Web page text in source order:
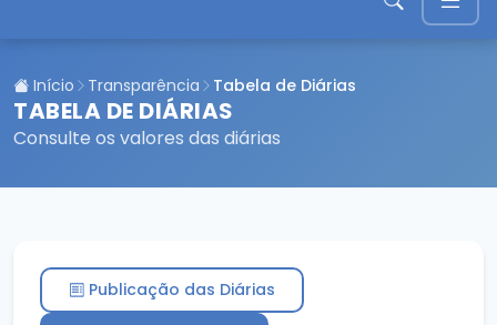
Início Transparência Tabela de Diárias
TABELA DE DIÁRIAS
Consulte os valores das diárias
Publicação das Diárias